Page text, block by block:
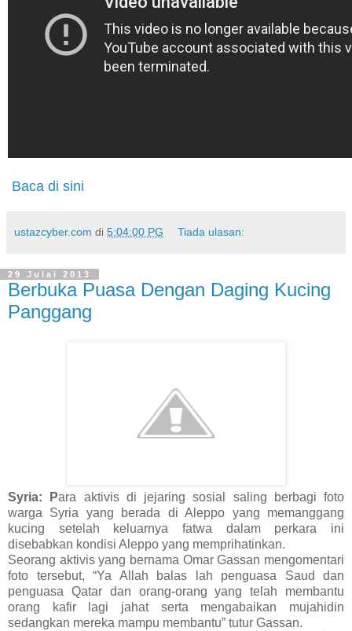
Baca di sini
ustazcyber.com di 5:04:00 PG Tiada ulasan:
29 Julai 2013
Berbuka Puasa Dengan Daging Kucing
Panggang
Syria: Para aktivis di jejaring sosial saling berbagi foto
warga Syria yang berada di Aleppo yang memanggang
kucing setelah keluarnya fatwa dalam perkara ini
disebabkan kondisi Aleppo yang memprihatinkan.
Seorang aktivis yang bernama Omar Gassan mengomentari
foto tersebut, “Ya Allah balas lah penguasa Saud dan
penguasa Qatar dan orang-orang yang telah membantu
orang kafir lagi jahat serta mengabaikan mujahidin
sedangkan mereka mampu membantu” tutur Gassan.